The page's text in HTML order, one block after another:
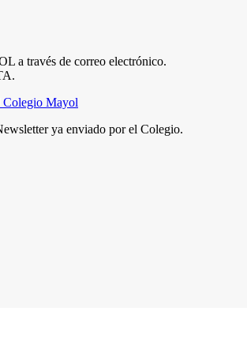
a través de correo electrónico.
ya enviado por el Colegio.